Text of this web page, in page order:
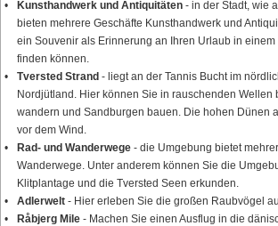
Kunsthandwerk und Antiquitäten - in der Stadt, wie
bieten mehrere Geschäfte Kunsthandwerk und
ein Souvenir als Erinnerung an Ihren Urlaub in einem
finden können.
Tversted Strand - liegt an der Tannis Bucht im
Nordjütland. Hier können Sie in rauschenden Wellen
wandern und Sandburgen bauen. Die hohen Dünen
vor dem Wind.
Rad- und Wanderwege - die Umgebung bietet
Wanderwege. Unter anderem können Sie die
Klitplantage und die Tversted Seen erkunden.
Adlerwelt - Hier erleben Sie die großen Raubvögel
Råbjerg Mile - Machen Sie einen Ausflug in die